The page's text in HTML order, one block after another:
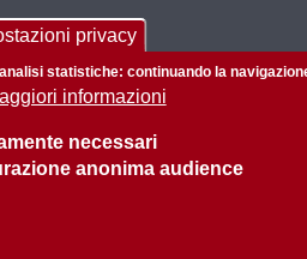
Padova - Tutti i diritti riservati
C.F. 80006480281
sito
privacy
statistiche: continuando la
informazioni
necessari
anonima audience